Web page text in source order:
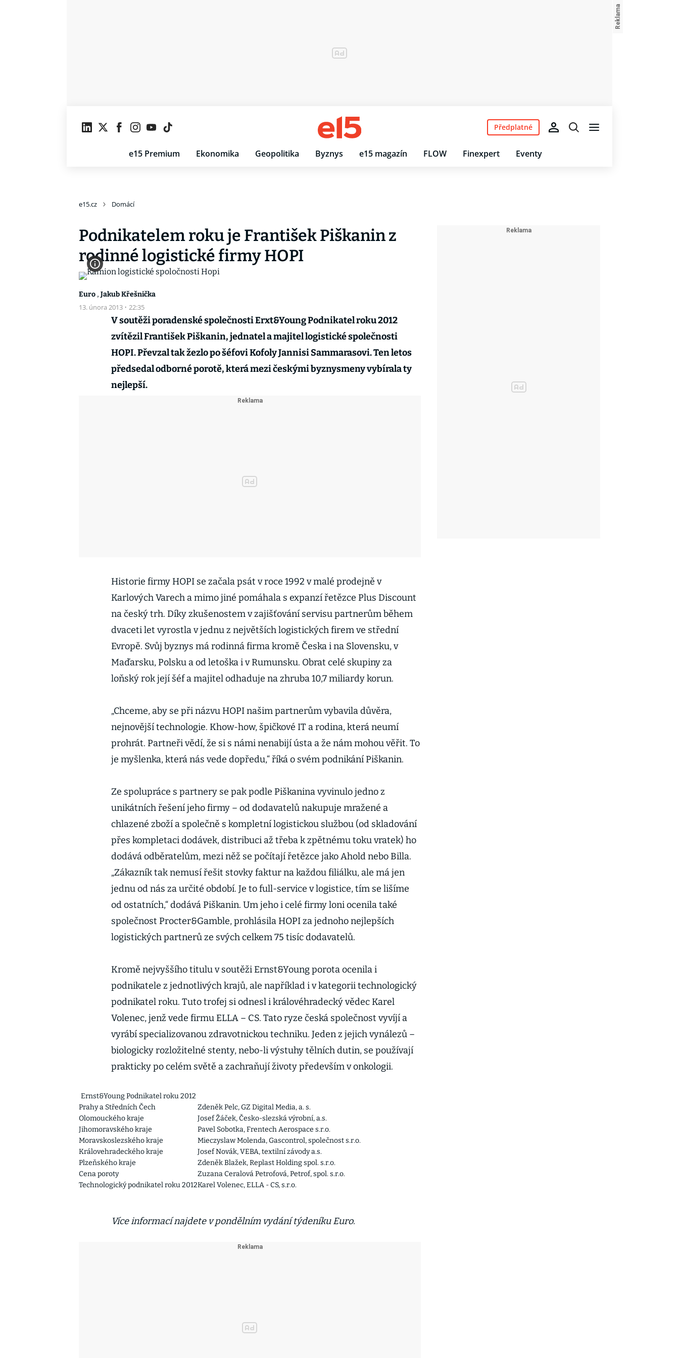
e15 Premium Ekonomika Geopolitika Byznys e15 magazín FLOW Finexpert Eventy
Předplatné
e15.cz Domácí
Podnikatelem roku je František Piškanin z
rodinné logistické firmy HOPI
Euro , Jakub Křešnička
13. února 2013 · 22:35
V soutěži poradenské společnosti Erxt&Young Podnikatel roku 2012
zvítězil František Piškanin, jednatel a majitel logistické společnosti
HOPI. Převzal tak žezlo po šéfovi Kofoly Jannisi Sammarasovi. Ten letos
předsedal odborné porotě, která mezi českými byznysmeny vybírala ty
nejlepší.
Historie firmy HOPI se začala psát v roce 1992 v malé prodejně v
Karlových Varech a mimo jiné pomáhala s expanzí řetězce Plus Discount
na český trh. Díky zkušenostem v zajišťování servisu partnerům během
dvaceti let vyrostla v jednu z největších logistických firem ve střední
Evropě. Svůj byznys má rodinná firma kromě Česka i na Slovensku, v
Maďarsku, Polsku a od letoška i v Rumunsku. Obrat celé skupiny za
loňský rok její šéf a majitel odhaduje na zhruba 10,7 miliardy korun.
„Chceme, aby se při názvu HOPI našim partnerům vybavila důvěra,
nejnovější technologie. Khow-how, špičkové IT a rodina, která neumí
prohrát. Partneři vědí, že si s námi nenabijí ústa a že nám mohou věřit. To
je myšlenka, která nás vede dopředu,“ říká o svém podnikání Piškanin.
Ze spolupráce s partnery se pak podle Piškanina vyvinulo jedno z
unikátních řešení jeho firmy – od dodavatelů nakupuje mražené a
chlazené zboží a společně s kompletní logistickou službou (od skladování
přes kompletaci dodávek, distribuci až třeba k zpětnému toku vratek) ho
dodává odběratelům, mezi něž se počítají řetězce jako Ahold nebo Billa.
„Zákazník tak nemusí řešit stovky faktur na každou filiálku, ale má jen
jednu od nás za určité období. Je to full-service v logistice, tím se lišíme
od ostatních,“ dodává Piškanin. Um jeho i celé firmy loni ocenila také
společnost Procter&Gamble, prohlásila HOPI za jednoho nejlepších
logistických partnerů ze svých celkem 75 tisíc dodavatelů.
Kromě nejvyššího titulu v soutěži Ernst&Young porota ocenila i
podnikatele z jednotlivých krajů, ale například i v kategorii technologický
podnikatel roku. Tuto trofej si odnesl i královéhradecký vědec Karel
Volenec, jenž vede firmu ELLA – CS. Tato ryze česká společnost vyvíjí a
vyrábí specializovanou zdravotnickou techniku. Jeden z jejich vynálezů –
biologicky rozložitelné stenty, nebo-li výstuhy tělních dutin, se používají
prakticky po celém světě a zachraňují životy především v onkologii.
Ernst&Young Podnikatel roku 2012
Prahy a Středních Čech
Zdeněk Pelc, GZ Digital Media, a. s.
Olomouckého kraje
Josef Žáček, Česko-slezská výrobní, a.s.
Jihomoravského kraje
Pavel Sobotka, Frentech Aerospace s.r.o.
Moravskoslezského kraje
Mieczyslaw Molenda, Gascontrol, společnost s.r.o.
Královehradeckého kraje
Josef Novák, VEBA, textilní závody a.s.
Plzeňského kraje
Zdeněk Blažek, Replast Holding spol. s.r.o.
Cena poroty
Zuzana Ceralová Petrofová, Petrof, spol. s.r.o.
Technologický podnikatel roku 2012Karel Volenec, ELLA - CS, s.r.o.
Více informací najdete v pondělním vydání týdeníku Euro.